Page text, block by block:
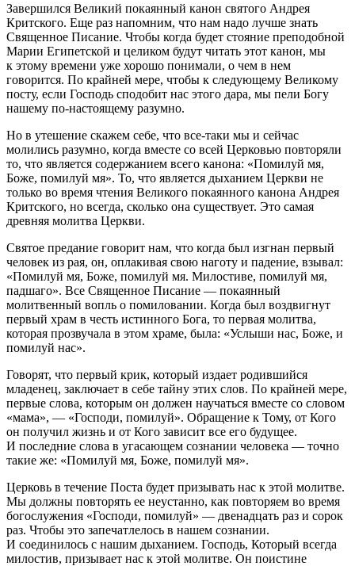
Завершился Великий покаянный канон святого Андрея
Критского. Еще раз напомним, что нам надо лучше знать
Священное Писание. Чтобы когда будет стояние преподобной
Марии Египетской и целиком будут читать этот канон, мы
к этому времени уже хорошо понимали, о чем в нем
говорится. По крайней мере, чтобы к следующему Великому
посту, если Господь сподобит нас этого дара, мы пели Богу
нашему по-настоящему разумно.
Но в утешение скажем себе, что все-таки мы и сейчас
молились разумно, когда вместе со всей Церковью повторяли
то, что является содержанием всего канона: «Помилуй мя,
Боже, помилуй мя». То, что является дыханием Церкви не
только во время чтения Великого покаянного канона Андрея
Критского, но всегда, сколько она существует. Это самая
древняя молитва Церкви.
Святое предание говорит нам, что когда был изгнан первый
человек из рая, он, оплакивая свою наготу и падение, взывал:
«Помилуй мя, Боже, помилуй мя. Милостиве, помилуй мя,
падшаго». Все Священное Писание — покаянный
молитвенный вопль о помиловании. Когда был воздвигнут
первый храм в честь истинного Бога, то первая молитва,
которая прозвучала в этом храме, была: «Услыши нас, Боже, и
помилуй нас».
Говорят, что первый крик, который издает родившийся
младенец, заключает в себе тайну этих слов. По крайней мере,
первые слова, которым он должен научаться вместе со словом
«мама», — «Господи, помилуй». Обращение к Тому, от Кого
он получил жизнь и от Кого зависит все его будущее.
И последние слова в угасающем сознании человека — точно
такие же: «Помилуй мя, Боже, помилуй мя».
Церковь в течение Поста будет призывать нас к этой молитве.
Мы должны повторять ее неустанно, как повторяем во время
богослужения «Господи, помилуй» — двенадцать раз и сорок
раз. Чтобы это запечатлелось в нашем сознании.
И соединилось с нашим дыханием. Господь, Который всегда
милостив, призывает нас к этой молитве. Он поистине